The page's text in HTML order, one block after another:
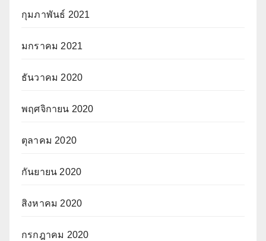
กุมภาพันธ์ 2021
มกราคม 2021
ธันวาคม 2020
พฤศจิกายน 2020
ตุลาคม 2020
กันยายน 2020
สิงหาคม 2020
กรกฎาคม 2020